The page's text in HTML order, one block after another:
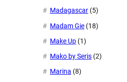
Madagascar (5)
Madam Gie (18)
Make Up (1)
Mako by Seris (2)
Marina (8)